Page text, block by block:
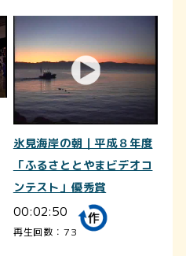
氷見海岸の朝｜平成８年度
「ふるさととやまビデオコ
ンテスト」優秀賞
00:02:50
再生回数：73